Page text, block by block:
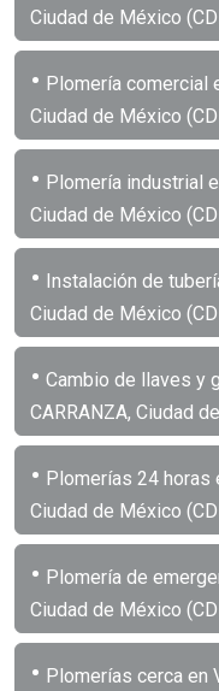
Ciudad de México
• Plomería comercial
Ciudad de México
• Plomería industrial
Ciudad de México
• Instalación de
Ciudad de México
• Cambio de llaves y
CARRANZA, Ciudad
• Plomerías 24 horas
Ciudad de México
• Plomería de
Ciudad de México
• Plomerías cerca en